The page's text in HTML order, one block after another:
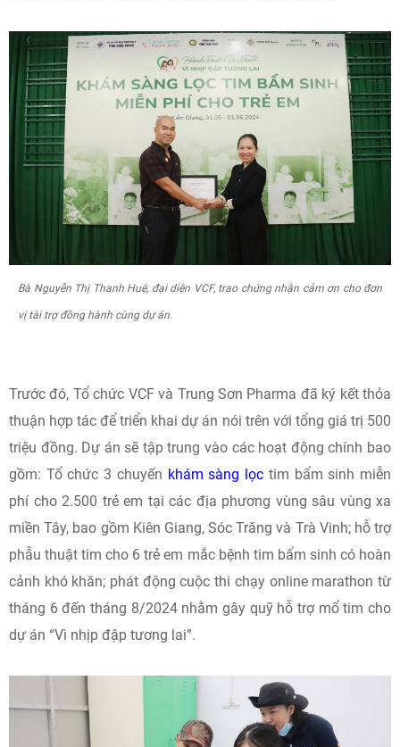
Bà Nguyễn Thị Thanh Huệ, đại diện VCF, trao chứng nhận cảm ơn cho đơn
vị tài trợ đồng hành cùng dự án.
Trước đó, Tổ chức VCF và Trung Sơn Pharma đã ký kết thỏa
thuận hợp tác để triển khai dự án nói trên với tổng giá trị 500
triệu đồng. Dự án sẽ tập trung vào các hoạt động chính bao
gồm: Tổ chức 3 chuyến khám sàng lọc tim bẩm sinh miễn
phí cho 2.500 trẻ em tại các địa phương vùng sâu vùng xa
miền Tây, bao gồm Kiên Giang, Sóc Trăng và Trà Vinh; hỗ trợ
phẫu thuật tim cho 6 trẻ em mắc bệnh tim bẩm sinh có hoàn
cảnh khó khăn; phát động cuộc thi chạy online marathon từ
tháng 6 đến tháng 8/2024 nhằm gây quỹ hỗ trợ mổ tim cho
dự án “Vì nhịp đập tương lai”.